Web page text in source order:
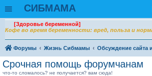
СИБМАМА
[Здоровье беременной]
Кофе во время беременности: вред, польза и
Форумы Жизнь Сибмамы
Обсуждение сайта
Срочная помощь форумчанам
что-то сломалось? не получается? вам сюда!